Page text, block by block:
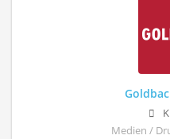
Medien /